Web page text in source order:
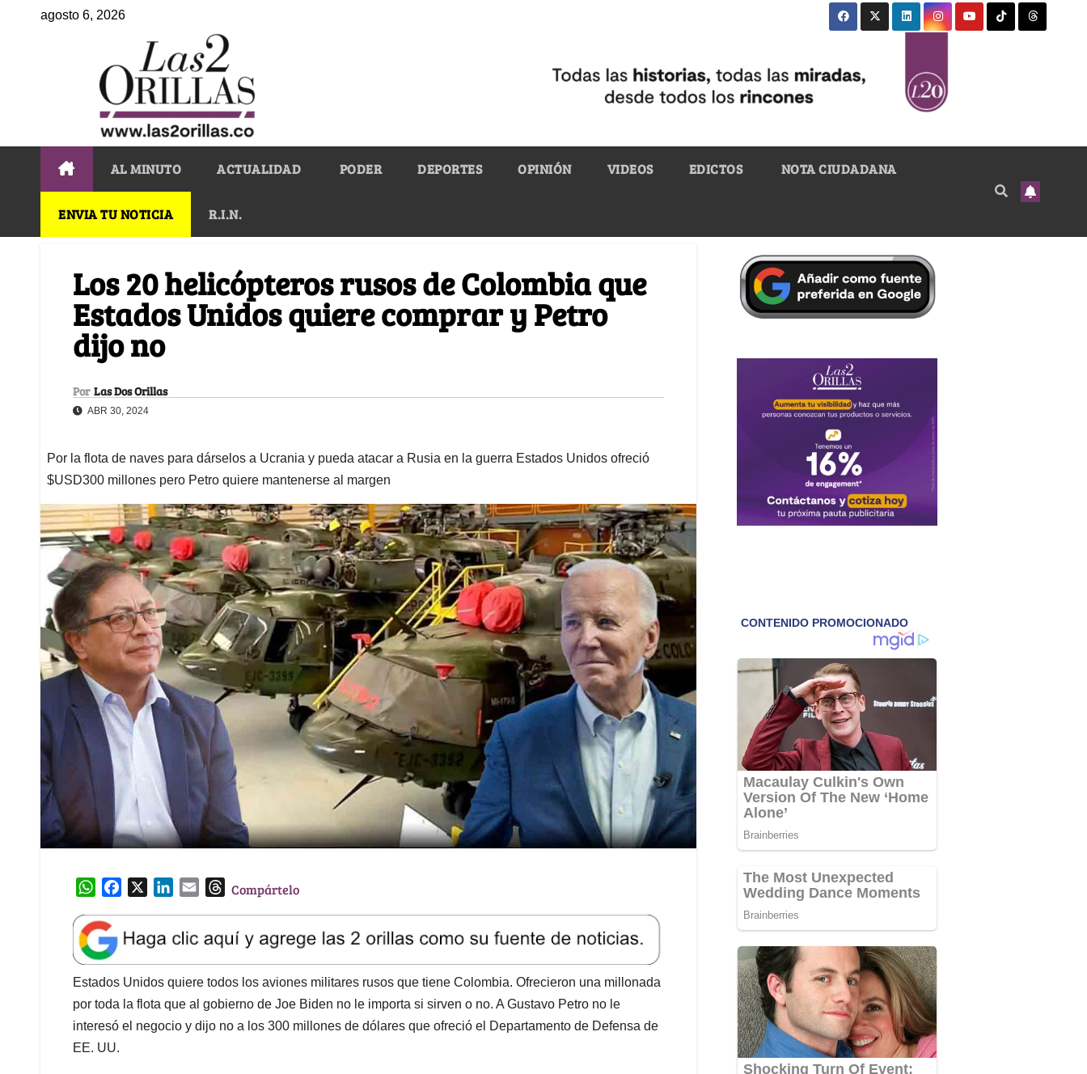
agosto 6, 2026
AL MINUTO ACTUALIDAD PODER DEPORTES OPINIÓN VIDEOS EDICTOS NOTA CIUDADANA
ENVIA TU NOTICIA R.I.N.
Los 20 helicópteros rusos de Colombia que
Estados Unidos quiere comprar y Petro
dijo no
Por Las Dos Orillas
ABR 30, 2024
Por la flota de naves para dárselos a Ucrania y pueda atacar a Rusia en la guerra Estados Unidos ofreció
$USD300 millones pero Petro quiere mantenerse al margen
W
a
t
s
A
p
p
e
b
o
o
k
k
e
d
I
n
l
T
e
a
d
s
Compártelo
Estados Unidos quiere todos los aviones militares rusos que tiene Colombia. Ofrecieron una millonada
por toda la flota que al gobierno de Joe Biden no le importa si sirven o no. A Gustavo Petro no le
interesó el negocio y dijo no a los 300 millones de dólares que ofreció el Departamento de Defensa de
EE. UU.